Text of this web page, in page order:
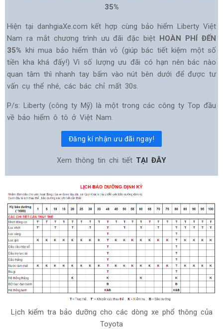
35%
Hiện tại danhgiaXe.com kết hợp cùng bảo hiểm Liberty Việt
Nam ra mắt chương trình ưu đãi đặc biệt HOÀN PHÍ ĐẾN
35% khi mua bảo hiểm thân vỏ (giúp bác tiết kiệm một số
tiền kha khá đấy!) Vì số lượng ưu đãi có hạn nên bác nào
quan tâm thì nhanh tay bấm vào nút bên dưới để được tư
vấn cụ thể nhé, các bác chỉ mất 30s.
P/s: Liberty (công ty Mỹ) là một trong các công ty Top đầu
về bảo hiểm ô tô ở Việt Nam.
Đăng kí nhận ưu đãi ngay!
Xem thông tin chi tiết TẠI ĐÂY
Lịch kiểm tra bảo dưỡng cho các dòng xe phổ thông của
Toyota